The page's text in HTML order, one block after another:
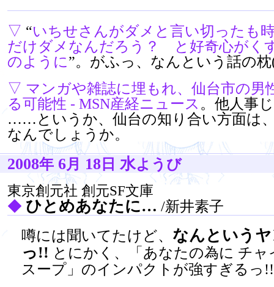
▽ “いちせさんがダメと言い切ったも
だけダメなんだろう？ と好奇心がく
のように”。がふっ、なんという話の
▽ マンガや雑誌に埋もれ、仙台市の
る可能性 - MSN産経ニュース 。他人事
……というか、仙台の知り合い方面は
なんでしょうか。
2008年 6月 18 日 水ようび
東京創元社 創元SF文庫
◆ ひとめあなたに… /新井素子
噂には聞いてたけど、 なんという
っ!! とにかく、「あなたの為に チャ
スープ」のインパクトが強すぎるっ!!